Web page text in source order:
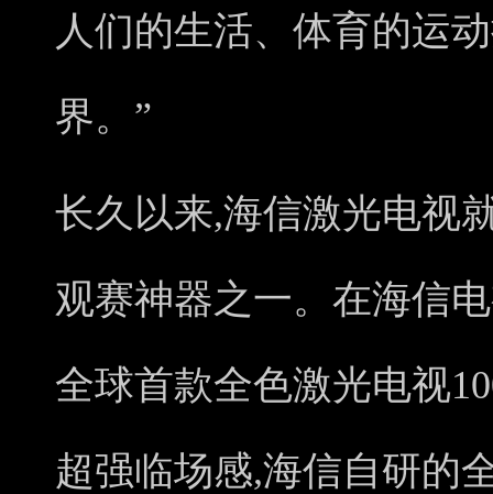
人们的生活、体育的运
界。”
长久以来,海信激光电视
观赛神器之一。在海信
全球首款全色激光电视
超强临场感,海信自研的